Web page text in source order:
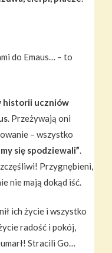
do Emaus… – to
historii uczniów
. Przeżywają oni
– wszystko
się spodziewali”.
Przygnębieni,
nie mają dokąd iść.
ich życie i wszystko
radość i pokój,
Stracili Go…